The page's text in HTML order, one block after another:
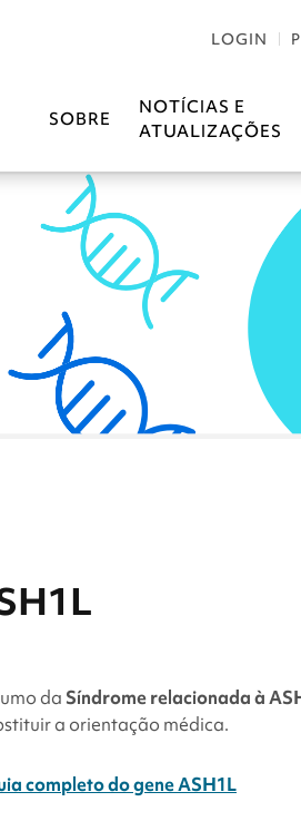
LOGIN
SOBRE
NOTÍCIAS E
ATUALIZAÇÕES
da Síndrome relacionada à
a orientação médica.
completo do gene ASH1L